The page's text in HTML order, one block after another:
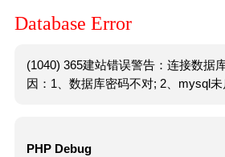
Database Error
(1040) 365建站错误警告：连接数据
因：1、数据库密码不对; 2、mysql未
PHP Debug